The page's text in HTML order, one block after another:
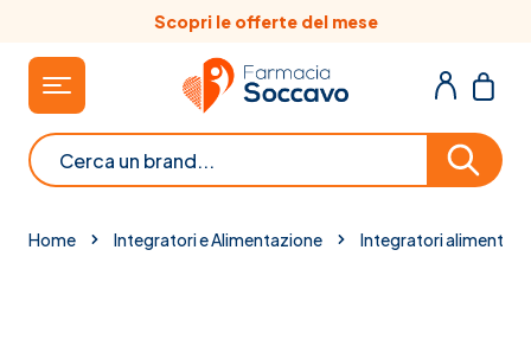
Salta al contenutoScopri le offerte del mese
Cerca
Home Integratori e Alimentazione Integratori alimentari